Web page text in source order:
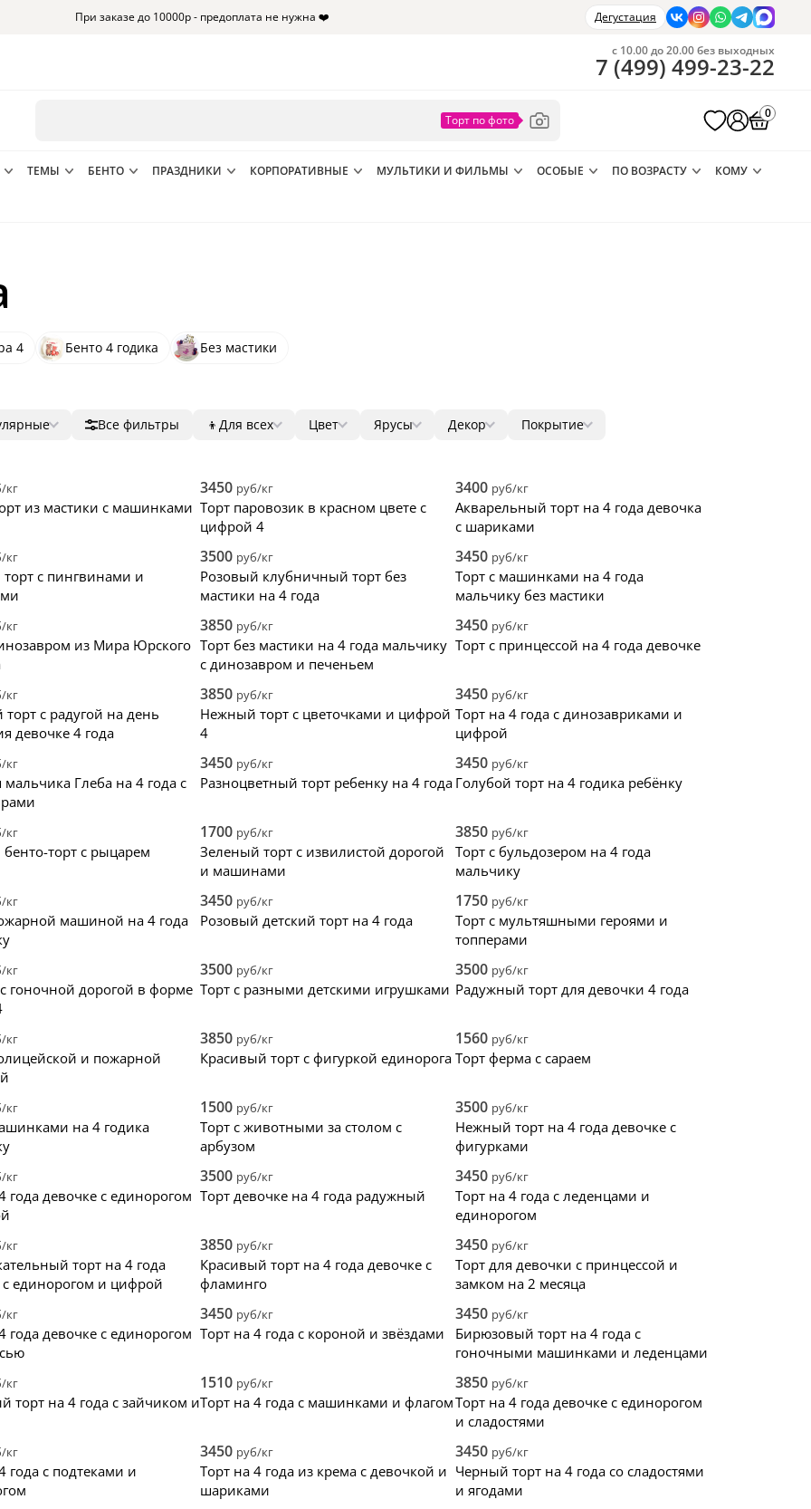
При заказе до 10000р - предоплата не нужна ❤️ Дегустация
с 10.00 до 20.00 без выходных
7 (499) 499-23-22
0
ТЕМЫ БЕНТО ПРАЗДНИКИ КОРПОРАТИВНЫЕ МУЛЬТИКИ И ФИЛЬМЫ ОСОБЫЕ ПО ВОЗРАСТУ
КОМУ
4 Бенто 4 годика Без мастики
дорогие
Все фильтры 👦 Для всех
Для девочек
Цвет
0
Бирюзовый
0
0
Золотой
0
Изумрудный
0
0
Красный
0
Лавандовый
0
0
Розовый
0
0
0
Фиолетовый
0
0
Градиент
0
0
Ярусы
5
Декор
фигурки
фотопечать
надпись
0
топпер
Покрытие
зеркальная глазурь
голый торт
кг
из мастики с машинками
3450 руб/кг
Торт паровозик в красном цвете с
цифрой 4
3400 руб/кг
Акварельный торт на 4 года девочка
с шариками
кг
торт с пингвинами и
3500 руб/кг
Розовый клубничный торт без
мастики на 4 года
3450 руб/кг
Торт с машинками на 4 года
мальчику без мастики
кг
из Мира Юрского
3850 руб/кг
Торт без мастики на 4 года мальчику
с динозавром и печеньем
3450 руб/кг
Торт с принцессой на 4 года девочке
кг
с радугой на день
девочке 4 года
3850 руб/кг
Нежный торт с цветочками и цифрой
4
3450 руб/кг
Торт на 4 года с динозавриками и
цифрой
кг
мальчика Глеба на 4 года с
3450 руб/кг
Разноцветный торт ребенку на 4 года
3450 руб/кг
Голубой торт на 4 годика ребёнку
кг
торт с рыцарем
1700 руб/кг
Зеленый торт с извилистой дорогой
и машинами
3850 руб/кг
Торт с бульдозером на 4 года
мальчику
кг
машиной на 4 года
3450 руб/кг
Розовый детский торт на 4 года
1750 руб/кг
Торт с мультяшными героями и
топперами
кг
гоночной дорогой в форме
3500 руб/кг
Торт с разными детскими игрушками
3500 руб/кг
Радужный торт для девочки 4 года
кг
и пожарной
3850 руб/кг
Красивый торт с фигуркой единорога
1560 руб/кг
Торт ферма с сараем
кг
на 4 годика
1500 руб/кг
Торт с животными за столом с
арбузом
3500 руб/кг
Нежный торт на 4 года девочке с
фигурками
кг
года девочке с единорогом
3500 руб/кг
Торт девочке на 4 года радужный
3450 руб/кг
Торт на 4 года с леденцами и
единорогом
кг
торт на 4 года
с единорогом и цифрой
3850 руб/кг
Красивый торт на 4 года девочке с
фламинго
3450 руб/кг
Торт для девочки с принцессой и
замком на 2 месяца
кг
года девочке с единорогом
3450 руб/кг
Торт на 4 года с короной и звёздами
3450 руб/кг
Бирюзовый торт на 4 года с
гоночными машинками и леденцами
кг
торт на 4 года с зайчиком и
1510 руб/кг
Торт на 4 года с машинками и флагом
3850 руб/кг
Торт на 4 года девочке с единорогом
и сладостями
кг
года с подтеками и
3450 руб/кг
Торт на 4 года из крема с девочкой и
шариками
3450 руб/кг
Черный торт на 4 года со сладостями
и ягодами